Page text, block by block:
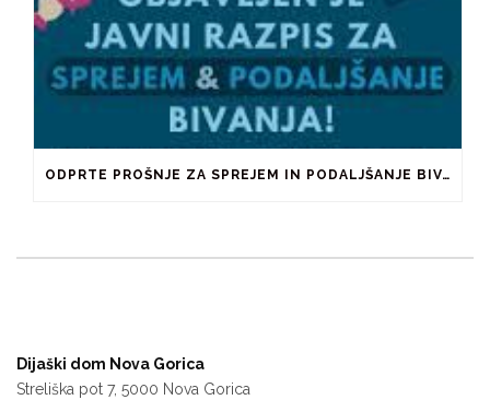
ODPRTE PROŠNJE ZA SPREJEM IN PODALJŠANJE BIVANJA V ŠTUDENTSKIH DOMOVIH IN PRI ZASEBNIKIH
Dijaški dom Nova Gorica
Streliška pot 7, 5000 Nova Gorica